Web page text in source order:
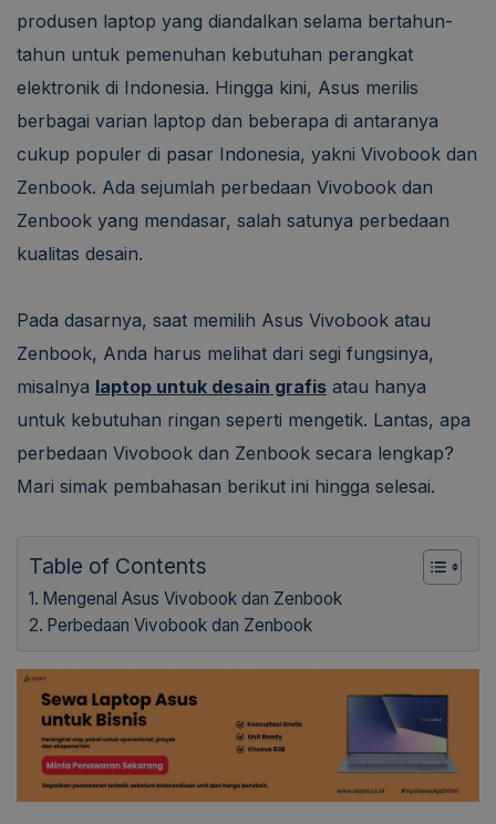
produsen laptop yang diandalkan selama bertahun-
tahun untuk pemenuhan kebutuhan perangkat
elektronik di Indonesia. Hingga kini, Asus merilis
berbagai varian laptop dan beberapa di antaranya
cukup populer di pasar Indonesia, yakni Vivobook dan
Zenbook. Ada sejumlah perbedaan Vivobook dan
Zenbook yang mendasar, salah satunya perbedaan
kualitas desain.
Pada dasarnya, saat memilih Asus Vivobook atau
Zenbook, Anda harus melihat dari segi fungsinya,
misalnya laptop untuk desain grafis atau hanya
untuk kebutuhan ringan seperti mengetik. Lantas, apa
perbedaan Vivobook dan Zenbook secara lengkap?
Mari simak pembahasan berikut ini hingga selesai.
Table of Contents
Mengenal Asus Vivobook dan Zenbook
Perbedaan Vivobook dan Zenbook